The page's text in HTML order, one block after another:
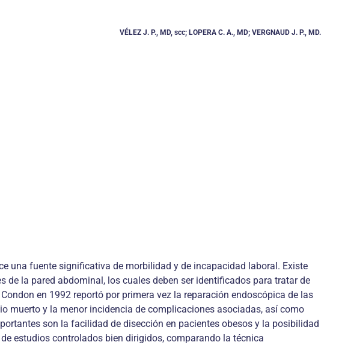
VÉLEZ J. P., MD, scc; LOPERA C. A., MD; VERGNAUD J. P., MD.
una fuente significativa de morbilidad y de incapacidad laboral. Existe
de la pared abdominal, los cuales deben ser identificados para tratar de
en 1992 reportó por primera vez la reparación endoscópica de las
muerto y la menor incidencia de complicaciones asociadas, así como
son la facilidad de disección en pacientes obesos y la posibilidad
estudios controlados bien dirigidos, comparando la técnica